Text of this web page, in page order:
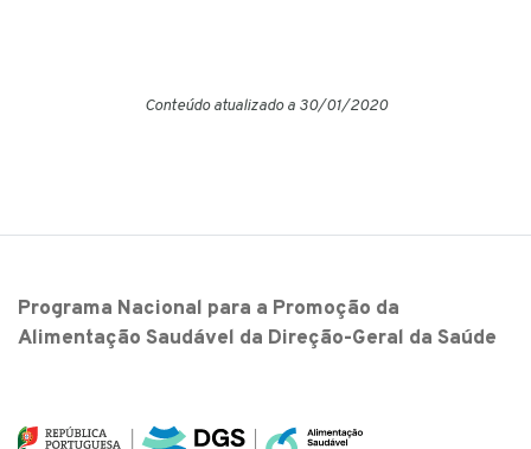
Conteúdo atualizado a 30/01/2020
Programa Nacional para a Promoção da
Alimentação Saudável da Direção-Geral da Saúde